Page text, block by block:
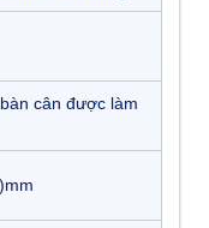
cân được làm